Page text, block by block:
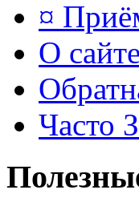
¤
О сайте
Часто